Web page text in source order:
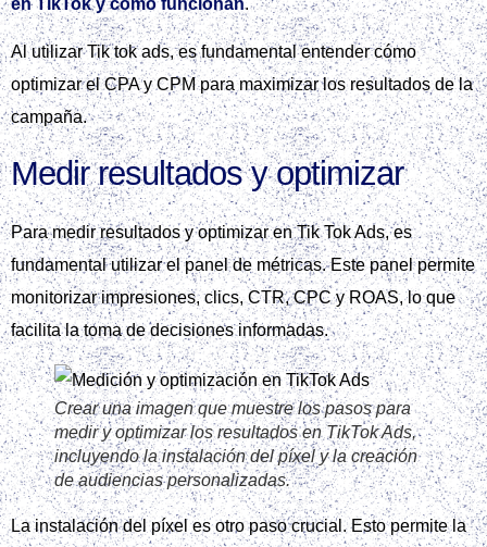
Effects, cada uno con sus ventajas y costos.
Crear una imagen que muestre los diferentes
formatos creativos en TikTok Ads, incluyendo In-
Feed, TopView, Branded Hashtag Challenge y
Branded Effects.
In-Feed es ideal para llegar a una audiencia más amplia,
mientras que TopView ofrece mayor visibilidad. Branded
Hashtag Challenge y Branded Effects permiten una
interacción más profunda con los usuarios.
Para determinar el formato más efectivo, se recomienda
realizar pruebas A/B con al menos dos formatos. De esta
manera, se puede identificar el que ofrece el mayor
rendimiento en Tik tok ads.
Es importante considerar que Tik tok ads ofrece una
variedad de opciones para llegar a la audiencia objetivo.